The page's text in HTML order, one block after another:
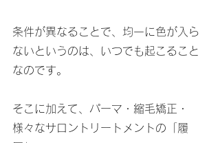
条件が異なることで、均一に色が入ら
ないというのは、いつでも起こること
なのです。
そこに加えて、パーマ・縮毛矯正・
様々なサロントリートメントの「履